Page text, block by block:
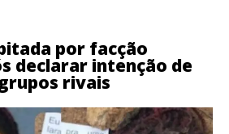
por facção
declarar intenção de
rivais